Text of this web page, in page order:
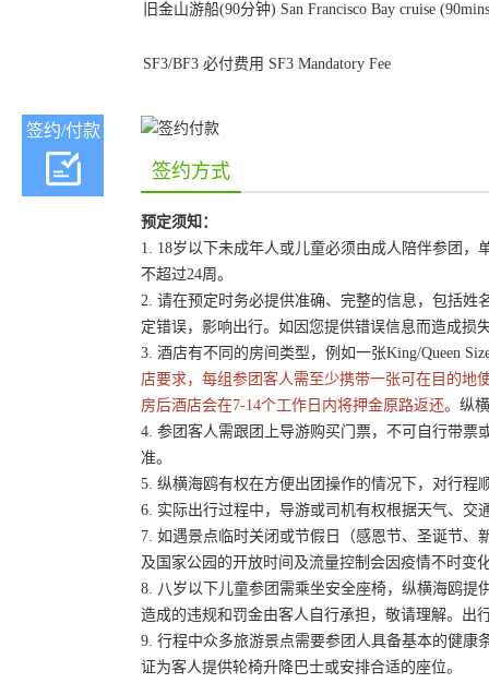
旧金山游船(90分钟) San Francisco Bay cruise
SF3/BF3 必付费用 SF3 Mandatory Fee
签约/付款
签约方式
预定须知：
1. 18岁以下未成年人或儿童必须由成人陪伴参团
不超过24周。
2. 请在预定时务必提供准确、完整的信息，包括
定错误，影响出行。如因您提供错误信息而造成损
3. 酒店有不同的房间类型，例如一张King/Queen
店要求，每组参团客人需至少携带一张可在目的地
房后酒店会在7-14个工作日内将押金原路返还。 纵
4. 参团客人需跟团上导游购买门票，不可自行带票
准。
5. 纵横海鸥有权在方便出团操作的情况下，对行
6. 实际出行过程中，导游或司机有权根据天气、
7. 如遇景点临时关闭或节假日（感恩节、圣诞节
及国家公园的开放时间及流量控制会因疫情不时变
8. 八岁以下儿童参团需乘坐安全座椅，纵横海鸥提
造成的违规和罚金由客人自行承担，敬请理解。出
9. 行程中众多旅游景点需要参团人具备基本的健
证为客人提供轮椅升降巴士或安排合适的座位。